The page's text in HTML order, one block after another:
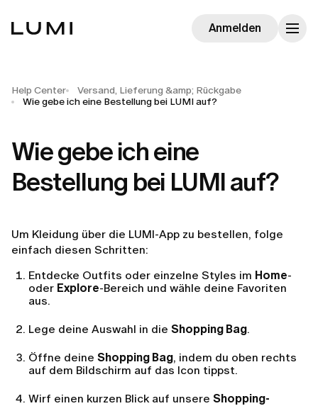
Anmelden
Help Center
Versand, Lieferung &amp; Rückgabe
Wie gebe ich eine Bestellung bei LUMI auf?
Wie gebe ich eine
Bestellung bei LUMI auf?
Um Kleidung über die LUMI-App zu bestellen, folge
einfach diesen Schritten:
Entdecke Outfits oder einzelne Styles im Home-
oder Explore-Bereich und wähle deine Favoriten
aus.
Lege deine Auswahl in die Shopping Bag.
Öffne deine Shopping Bag, indem du oben rechts
auf dem Bildschirm auf das Icon tippst.
Wirf einen kurzen Blick auf unsere Shopping-